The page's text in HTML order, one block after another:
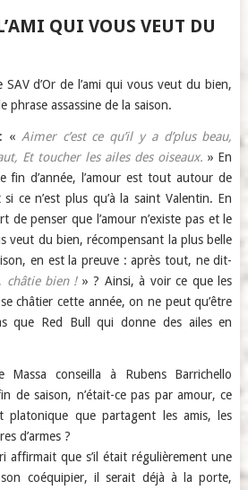
QUI VOUS VEUT DU
d’Or de l’ami qui vous veut du bien,
phrase assassine de la saison.
« Aimer c’est ce qu’il y a d’plus beau,
Et toucher les ailes des oiseaux. » En
fin d’année, l’amour est tout autour de
ce n’est plus qu’à la saint Valentin. En
de penser que l’amour n’existe pas et le
veut du bien, récompensant la plus belle
en est la preuve : après tout, ne dit-
châtie bien !» ? Ainsi, à voir ce que les
châtier cette année, on ne peut qu’être
que Red Bull qui donne des ailes en
Massa conseilla à Rubens Barrichello
de saison, n’était-ce pas par amour, ce
que partagent les amis, les
d’armes ?
affirmait que s’il était régulièrement une
coéquipier, il serait déjà à la porte,